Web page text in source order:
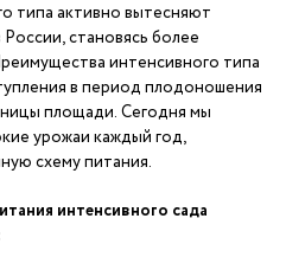
типа активно вытесняют
становясь более
интенсивного типа
в период плодоношения
площади. Сегодня мы
урожаи каждый год,
схему питания.
интенсивного сада